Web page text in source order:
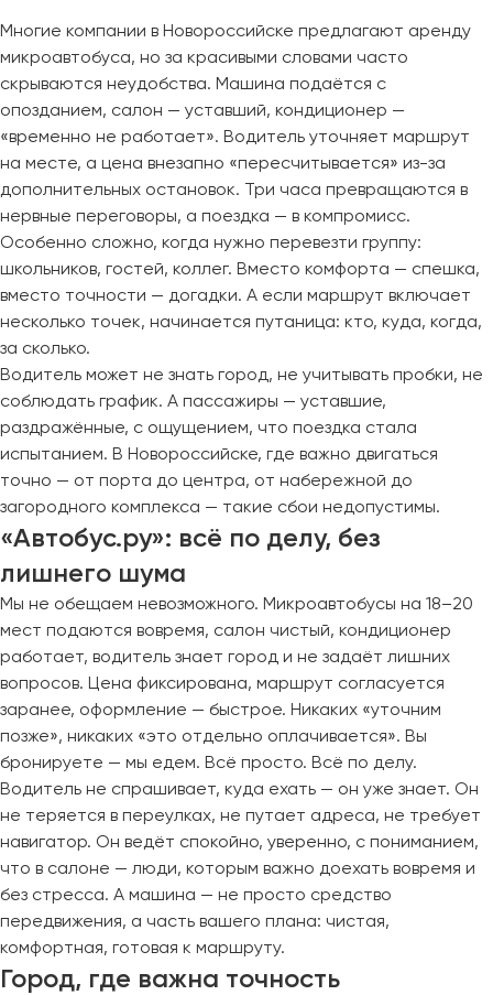
Многие компании в Новороссийске предлагают аренду
микроавтобуса, но за красивыми словами часто
скрываются неудобства. Машина подаётся с
опозданием, салон — уставший, кондиционер —
«временно не работает». Водитель уточняет маршрут
на месте, а цена внезапно «пересчитывается» из-за
дополнительных остановок. Три часа превращаются в
нервные переговоры, а поездка — в компромисс.
Особенно сложно, когда нужно перевезти группу:
школьников, гостей, коллег. Вместо комфорта — спешка,
вместо точности — догадки. А если маршрут включает
несколько точек, начинается путаница: кто, куда, когда,
за сколько.
Водитель может не знать город, не учитывать пробки, не
соблюдать график. А пассажиры — уставшие,
раздражённые, с ощущением, что поездка стала
испытанием. В Новороссийске, где важно двигаться
точно — от порта до центра, от набережной до
загородного комплекса — такие сбои недопустимы.
«Автобус.ру»: всё по делу, без
лишнего шума
Мы не обещаем невозможного. Микроавтобусы на 18–20
мест подаются вовремя, салон чистый, кондиционер
работает, водитель знает город и не задаёт лишних
вопросов. Цена фиксирована, маршрут согласуется
заранее, оформление — быстрое. Никаких «уточним
позже», никаких «это отдельно оплачивается». Вы
бронируете — мы едем. Всё просто. Всё по делу.
Водитель не спрашивает, куда ехать — он уже знает. Он
не теряется в переулках, не путает адреса, не требует
навигатор. Он ведёт спокойно, уверенно, с пониманием,
что в салоне — люди, которым важно доехать вовремя и
без стресса. А машина — не просто средство
передвижения, а часть вашего плана: чистая,
комфортная, готовая к маршруту.
Город, где важна точность